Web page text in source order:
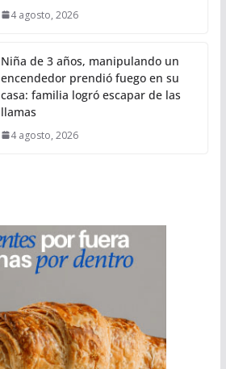
4 agosto, 2026
Niña de 3 años, manipulando un
encendedor prendió fuego en su
casa: familia logró escapar de las
llamas
4 agosto, 2026